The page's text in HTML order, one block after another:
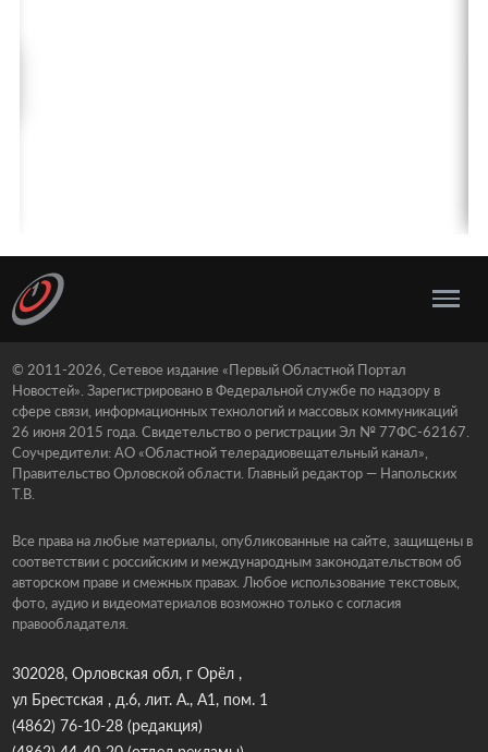
© 2011-2026, Сетевое издание «Первый Областной Портал
Новостей». Зарегистрировано в Федеральной службе по надзору в
сфере связи, информационных технологий и массовых коммуникаций
26 июня 2015 года. Свидетельство о регистрации Эл № 77ФС-62167.
Соучредители: АО «Областной телерадиовещательный канал»,
Правительство Орловской области. Главный редактор — Напольских
Т.В.
Все права на любые материалы, опубликованные на сайте, защищены в
соответствии с российским и международным законодательством об
авторском праве и смежных правах. Любое использование текстовых,
фото, аудио и видеоматериалов возможно только с согласия
правообладателя.
302028, Орловская обл, г Орёл ,
ул Брестская , д.6, лит. А., А1, пом. 1
(4862) 76-10-28(редакция)